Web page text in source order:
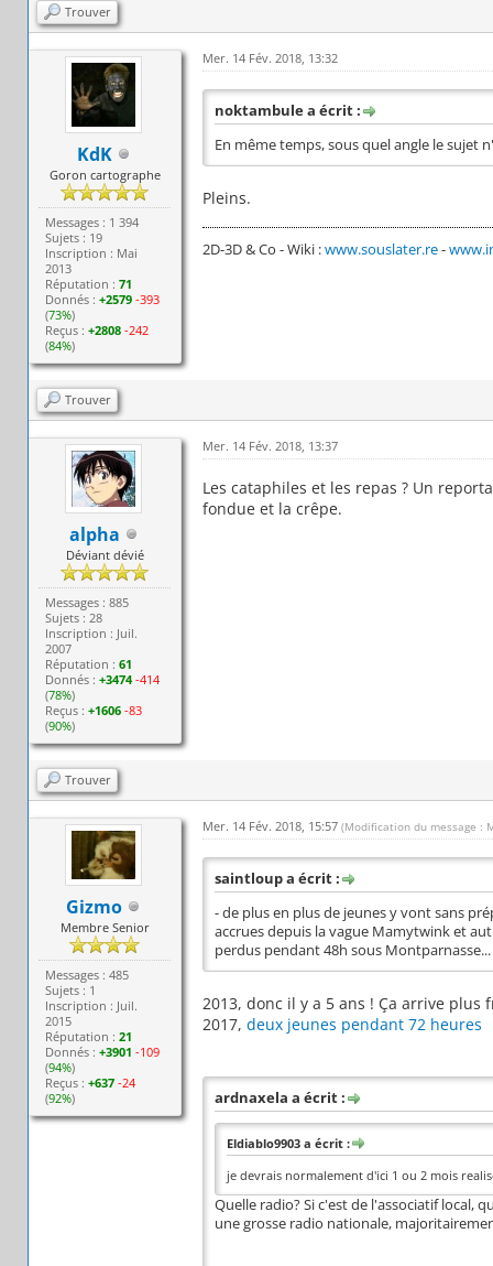
Trouver
KdK
Goron cartographe
Messages : 1 394
Sujets : 19
Inscription : Mai
2013
Réputation :71
Donnés :+2579 -393
(73%)
Reçus :+2808 -242
(84%)
Mer. 14 Fév. 2018, 13:32
noktambule a écrit :
En même temps, sous quel angle le sujet
Pleins.
2D-3D & Co - Wiki :www.souslater.re-
Trouver
alpha
Déviant dévié
Messages : 885
Sujets : 28
Inscription : Juil.
2007
Réputation :61
Donnés :+3474 -414
(78%)
Reçus :+1606 -83
(90%)
Mer. 14 Fév. 2018, 13:37
Les cataphiles et les repas ? Un
fondue et la crêpe.
Trouver
Gizmo
Membre Senior
Messages : 485
Sujets : 1
Inscription : Juil.
2015
Réputation :21
Donnés :+3901 -109
(94%)
Reçus :+637 -24
(92%)
Mer. 14 Fév. 2018, 15:57 (Modification du message :
saintloup a écrit :
- de plus en plus de jeunes y vont sans
accrues depuis la vague Mamytwink et
perdus pendant 48h sous Montparnasse...
2013, donc il y a 5 ans ! Ça arrive
2017, deux jeunes pendant 72 heures
ardnaxela a écrit :
Eldiablo9903 a écrit :
je devrais normalement d'ici 1 ou 2 mois
Quelle radio? Si c'est de l'associatif local,
une grosse radio nationale,